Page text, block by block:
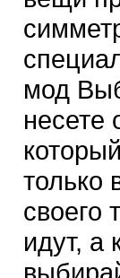
мод
несете
только
своего
идут, а